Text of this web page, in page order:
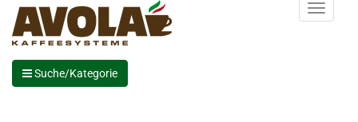
Menu
Suche/Kategorie